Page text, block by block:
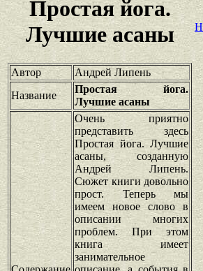
Простая йога.
Лучшие асаны
Автор
Андрей Липень
Название
Простая йога.
Лучшие асаны
Очень приятно
представить здесь
Простая йога. Лучшие
асаны, созданную
Андрей Липень.
Сюжет книги довольно
прост. Теперь мы
имеем новое слово в
описании многих
проблем. При этом
книга имеет
занимательное